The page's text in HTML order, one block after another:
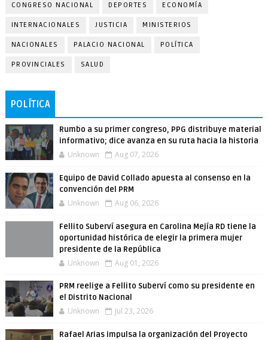
CONGRESO NACIONAL DEPORTES ECONOMÍA
INTERNACIONALES JUSTICIA MINISTERIOS
NACIONALES PALACIO NACIONAL POLÍTICA
PROVINCIALES SALUD
POLÍTICA
Rumbo a su primer congreso, PPG distribuye material
informativo; dice avanza en su ruta hacia la historia
Unknown Aug 07, 2026
Equipo de David Collado apuesta al consenso en la
convención del PRM
Unknown Aug 06, 2026
Fellito Suberví asegura en Carolina Mejía RD tiene la
oportunidad histórica de elegir la primera mujer
presidente de la República
Unknown Aug 01, 2026
PRM reelige a Fellito Suberví como su presidente en
el Distrito Nacional
Unknown Jul 23, 2026
Rafael Arias impulsa la organización del Proyecto